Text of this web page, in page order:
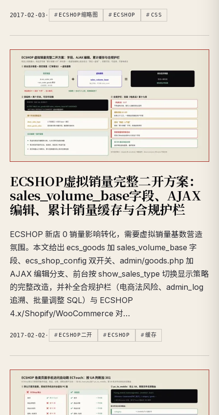
2017-02-03 · ECSHOP缩略图 ECSHOP CSS
ECSHOP虚拟销量完整二开方案：
sales_volume_base字段、AJAX
编辑、累计销量缓存与合规护栏
ECSHOP 新店 0 销量影响转化，需要虚拟销量基数营造
氛围。本文给出 ecs_goods 加 sales_volume_base 字
段、ecs_shop_config 双开关、admin/goods.php 加
AJAX 编辑分支、前台按 show_sales_type 切换显示策略
的完整改造，并补全合规护栏（电商法风险、admin_log
追溯、批量调整 SQL）与 ECSHOP
4.x/Shopify/WooCommerce 对…
2017-02-02 · ECSHOP二开 ECSHOP 缓存